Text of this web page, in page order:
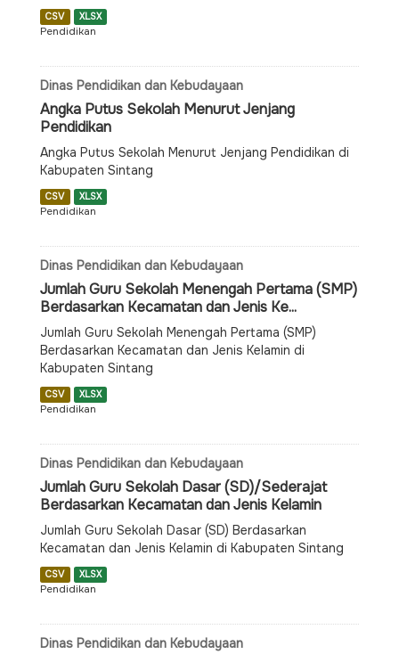
CSV XLSX
Pendidikan
Dinas Pendidikan dan Kebudayaan
Angka Putus Sekolah Menurut Jenjang
Pendidikan
Angka Putus Sekolah Menurut Jenjang Pendidikan di
Kabupaten Sintang
CSV XLSX
Pendidikan
Dinas Pendidikan dan Kebudayaan
Jumlah Guru Sekolah Menengah Pertama (SMP)
Berdasarkan Kecamatan dan Jenis Ke...
Jumlah Guru Sekolah Menengah Pertama (SMP)
Berdasarkan Kecamatan dan Jenis Kelamin di
Kabupaten Sintang
CSV XLSX
Pendidikan
Dinas Pendidikan dan Kebudayaan
Jumlah Guru Sekolah Dasar (SD)/Sederajat
Berdasarkan Kecamatan dan Jenis Kelamin
Jumlah Guru Sekolah Dasar (SD) Berdasarkan
Kecamatan dan Jenis Kelamin di Kabupaten Sintang
CSV XLSX
Pendidikan
Dinas Pendidikan dan Kebudayaan